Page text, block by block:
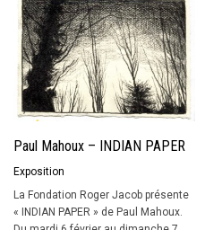
Paul Mahoux – INDIAN PAPER
Exposition
La Fondation Roger Jacob présente
« INDIAN PAPER » de Paul Mahoux.